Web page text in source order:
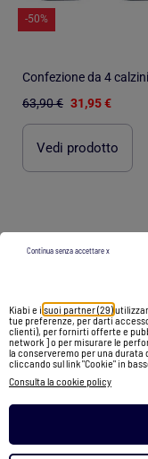
Kiabi e isuoi partner (29)
tue preferenze, per darti
clienti), per fornirti offerte e
network ] o per misurare le
la conserveremo per una
cliccando sul link "Cookie" in
Consulta la cookie policy
Continua senza accettare x
-50%
63,90 € 31,95 €
Vedi prodotto